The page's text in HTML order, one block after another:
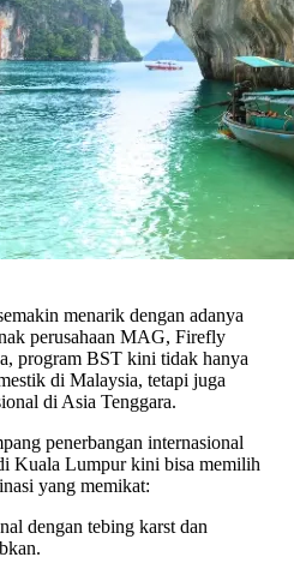
menarik dengan adanya
perusahaan MAG, Firefly
program BST kini tidak hanya
di Malaysia, tetapi juga
di Asia Tenggara.
penerbangan internasional
Kuala Lumpur kini bisa memilih
yang memikat:
dengan tebing karst dan